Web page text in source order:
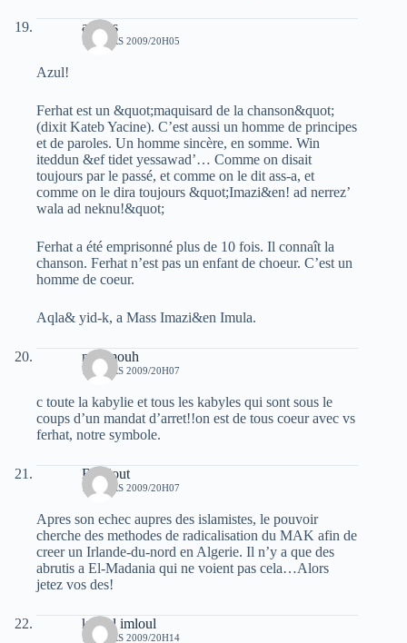
amnas
17 MARS 2009/20H05
Azul!
Ferhat est un &quot;maquisard de la chanson&quot;
(dixit Kateb Yacine). C’est aussi un homme de principes
et de paroles. Un homme sincère, en somme. Win
iteddun &ef tidet yessawad’… Comme on disait
toujours par le passé, et comme on le dit ass-a, et
comme on le dira toujours &quot;Imazi&en! ad nerrez’
wala ad neknu!&quot;
Ferhat a été emprisonné plus de 10 fois. Il connaît la
chanson. Ferhat n’est pas un enfant de choeur. C’est un
homme de coeur.
Aqla& yid-k, a Mass Imazi&en Imula.
mahmouh
17 MARS 2009/20H07
c toute la kabylie et tous les kabyles qui sont sous le
coups d’un mandat d’arret!!on est de tous coeur avec vs
ferhat, notre symbole.
Belajout
17 MARS 2009/20H07
Apres son echec aupres des islamistes, le pouvoir
cherche des methodes de radicalisation du MAK afin de
creer un Irlande-du-nord en Algerie. Il n’y a que des
abrutis a El-Madania qui ne voient pas cela…Alors
jetez vos des!
kamal imloul
17 MARS 2009/20H14